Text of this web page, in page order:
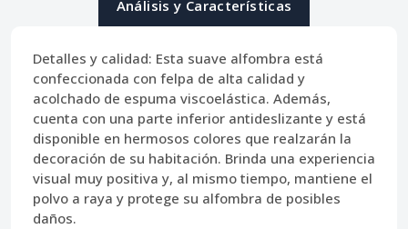
Análisis y Características
Detalles y calidad: Esta suave alfombra está
confeccionada con felpa de alta calidad y
acolchado de espuma viscoelástica. Además,
cuenta con una parte inferior antideslizante y está
disponible en hermosos colores que realzarán la
decoración de su habitación. Brinda una experiencia
visual muy positiva y, al mismo tiempo, mantiene el
polvo a raya y protege su alfombra de posibles
daños.